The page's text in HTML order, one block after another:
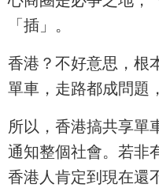
「插」。
香港？不好意思，根
單車，走路都成問題
所以，香港搞共享單
通知整個社會。若非
香港人肯定到現在還